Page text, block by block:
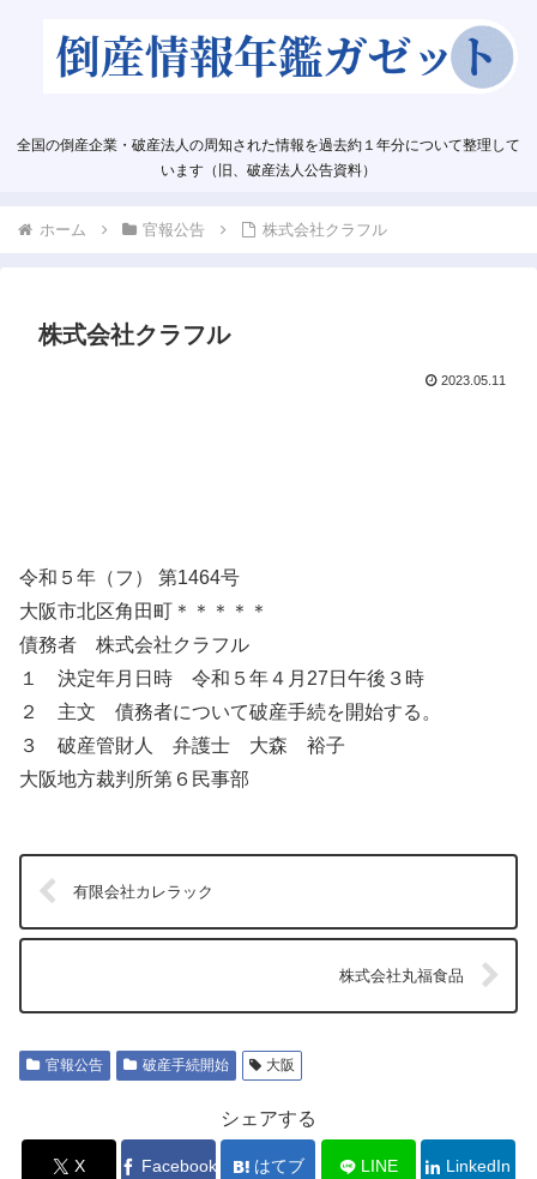
全国の倒産企業・破産法人の周知された情報を過去約１年分について整理して
います（旧、破産法人公告資料）
ホーム 官報公告 株式会社クラフル
株式会社クラフル
2023.05.11
令和５年（フ） 第1464号
大阪市北区角田町＊＊＊＊＊
債務者 株式会社クラフル
１ 決定年月日時 令和５年４月27日午後３時
２ 主文 債務者について破産手続を開始する。
３ 破産管財人 弁護士 大森 裕子
大阪地方裁判所第６民事部
有限会社カレラック
株式会社丸福食品
官報公告 破産手続開始 大阪
シェアする
X Facebook はてブ LINE LinkedIn